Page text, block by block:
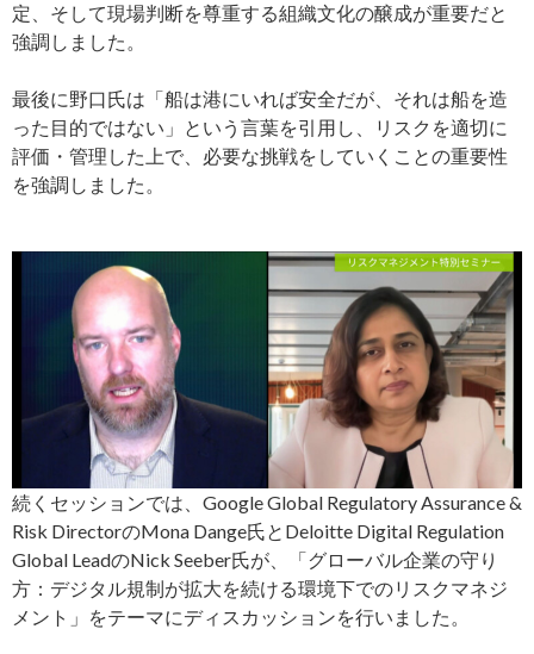
定、そして現場判断を尊重する組織文化の醸成が重要だと
強調しました。
最後に野口氏は「船は港にいれば安全だが、それは船を造
った目的ではない」という言葉を引用し、リスクを適切に
評価・管理した上で、必要な挑戦をしていくことの重要性
を強調しました。
続くセッションでは、Google Global Regulatory Assurance &
Risk DirectorのMona Dange氏とDeloitte Digital Regulation
Global LeadのNick Seeber氏が、「グローバル企業の守り
方：デジタル規制が拡大を続ける環境下でのリスクマネジ
メント」をテーマにディスカッションを行いました。